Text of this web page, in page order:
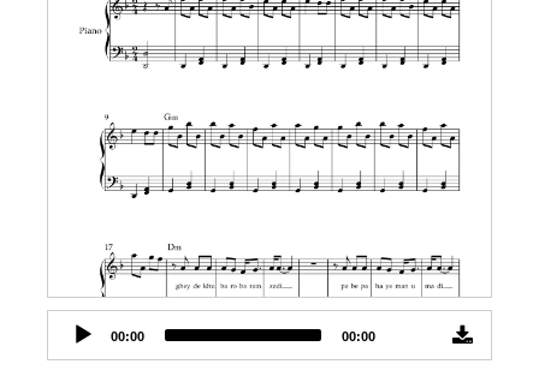
Audio
Player
00:00 00:00